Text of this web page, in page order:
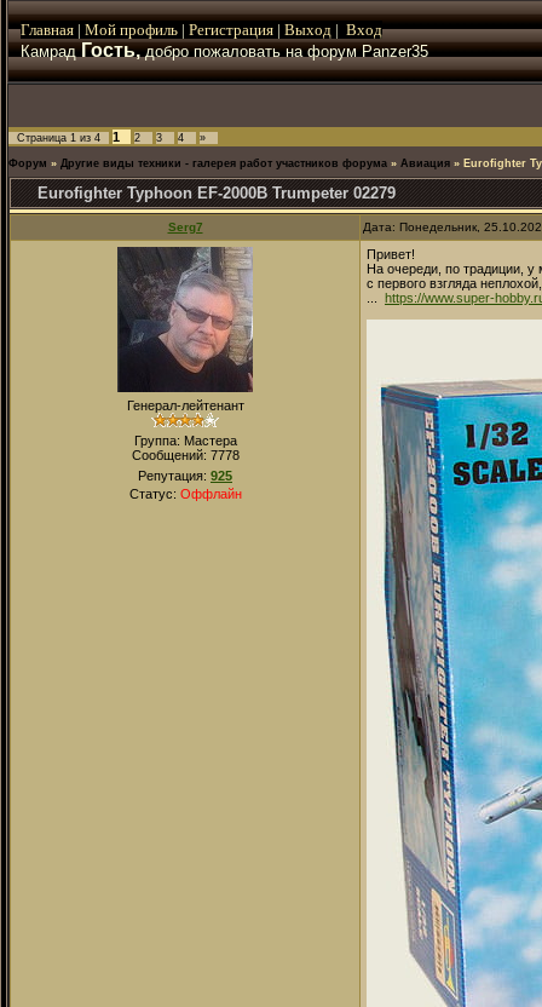
Главная | Мой профиль | Регистрация | Выход | Вход
КамрадГость,добро пожаловать на форум Panzer35
Страница 1 из 4 1 2 3 4 »
Форум » Другие виды техники - галерея работ участников форума » Авиация » Eurofighter
Eurofighter Typhoon EF-2000B Trumpeter 02279
Serg7 Дата: Понедельник,
Генерал-лейтенант
Группа: Мастера
Сообщений: 7778
Репутация: 925
Статус: Оффлайн
Привет!
На очереди, по традиции,
с первого взгляда
https://www.super-